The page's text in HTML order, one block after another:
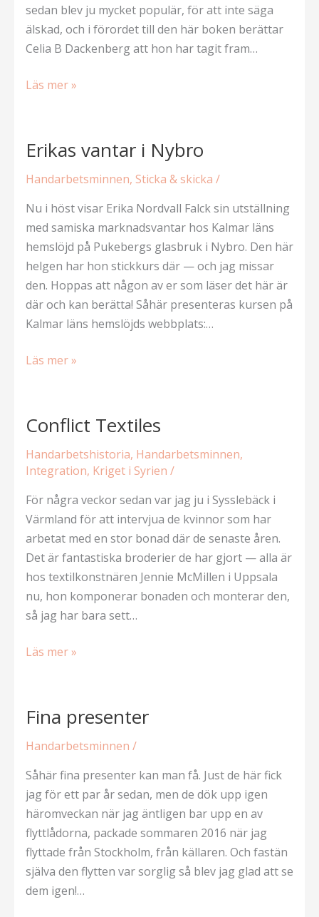
sedan blev ju mycket populär, för att inte säga
älskad, och i förordet till den här boken berättar
Celia B Dackenberg att hon har tagit fram…
Trådar
Läs mer »
Erikas vantar i Nybro
Handarbetsminnen, Sticka & skicka /
Nu i höst visar Erika Nordvall Falck sin utställning
med samiska marknadsvantar hos Kalmar läns
hemslöjd på Pukebergs glasbruk i Nybro. Den här
helgen har hon stickkurs där — och jag missar
den. Hoppas att någon av er som läser det här är
där och kan berätta! Såhär presenteras kursen på
Kalmar läns hemslöjds webbplats:…
Erikas
Nybro
Läs mer »
Conflict Textiles
Handarbetshistoria, Handarbetsminnen,
Integration, Kriget i Syrien /
För några veckor sedan var jag ju i Sysslebäck i
Värmland för att intervjua de kvinnor som har
arbetat med en stor bonad där de senaste åren.
Det är fantastiska broderier de har gjort — alla är
hos textilkonstnären Jennie McMillen i Uppsala
nu, hon komponerar bonaden och monterar den,
så jag har bara sett…
Conflict
Läs mer »
Fina presenter
Handarbetsminnen /
Såhär fina presenter kan man få. Just de här fick
jag för ett par år sedan, men de dök upp igen
häromveckan när jag äntligen bar upp en av
flyttlådorna, packade sommaren 2016 när jag
flyttade från Stockholm, från källaren. Och fastän
själva den flytten var sorglig så blev jag glad att se
dem igen!…